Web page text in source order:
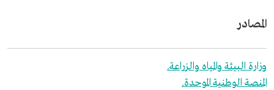
المصادر
وزارة البيئة والمياه والزراعة.
المنصة الوطنية الموحدة.